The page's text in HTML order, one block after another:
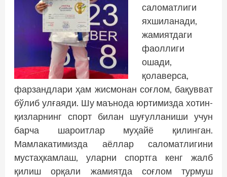
саломатлиги
яхшиланади,
жамиятдаги
фаоллиги
ошади,
қолаверса,
фарзандлари ҳам жисмонан соғлом, бақувват
бўлиб улғаяди. Шу маънода юртимизда хотин-
қизларнинг спорт билан шуғулланиши учун
барча шароитлар муҳайё қилинган.
Мамлакатимизда аёллар саломатлигини
мустаҳкамлаш, уларни спортга кенг жалб
қилиш орқали жамиятда соғлом турмуш